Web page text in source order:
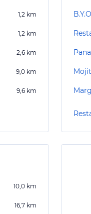
1,2 km
1,2 km
2,6 km
9,0 km
9,6 km
10,0 km
16,7 km